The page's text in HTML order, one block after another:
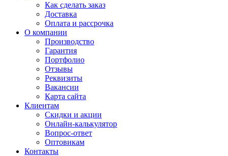
Как сделать заказ
Доставка
Оплата и рассрочка
О компании
Производство
Гарантия
Портфолио
Отзывы
Реквизиты
Вакансии
Карта сайта
Клиентам
Скидки и акции
Онлайн-калькулятор
Вопрос-ответ
Оптовикам
Контакты